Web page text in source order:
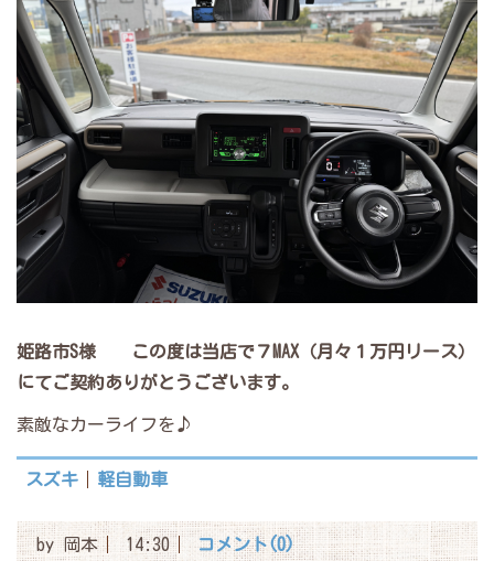
姫路市S様
この度は当店で７MAX（月々１万円リース）
にてご契約ありがとうございます。
素敵なカーライフを♪
スズキ 軽自動車
by岡本 14:30 コメント(0)